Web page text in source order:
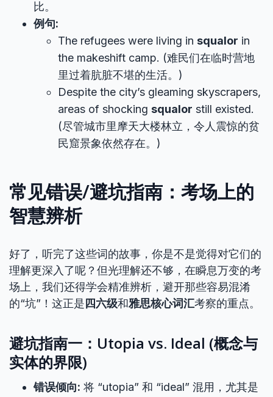
比。
例句:
The refugees were living in squalor in
the makeshift camp. (难民们在临时营地
里过着肮脏不堪的生活。)
Despite the city’s gleaming skyscrapers,
areas of shocking squalor still existed.
(尽管城市里摩天大楼林立，令人震惊的贫
民窟景象依然存在。)
常见错误/避坑指南：考场上的
智慧辨析
好了，听完了这些词的故事，你是不是觉得对它们的
理解更深入了呢？但光理解还不够，在瞬息万变的考
场上，我们还得学会精准辨析，避开那些容易混淆
的“坑”！这正是 四六级和雅思核心词汇考察的重点。
避坑指南一：Utopia vs. Ideal (概念与
实体的界限)
错误倾向: 将 “utopia” 和 “ideal” 混用，尤其是